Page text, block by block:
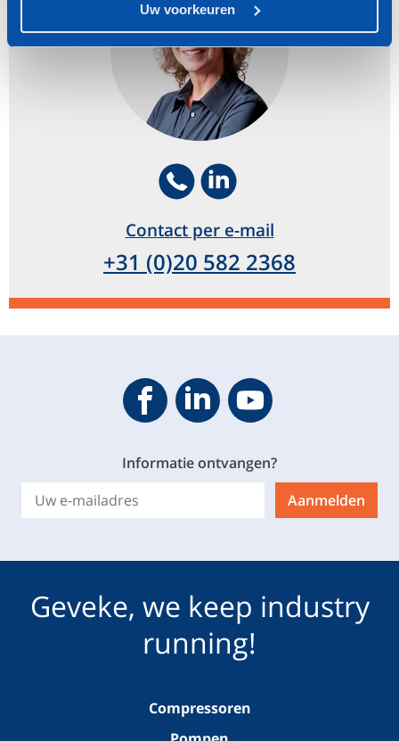
Uw voorkeuren
Telephone
Contact per e-mail
+31 (0)20 582 2368
Geveke FacebookGeveke YouTube
Informatie ontvangen?
Aanmelden
Geveke, we keep industry
running!
Compressoren